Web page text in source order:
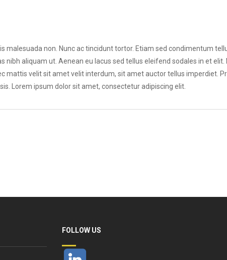
malesuada non. Nunc ac tincidunt tortor. Etiam sed condimentum
nibh aliquam ut. Aenean eu lacus sed tellus eleifend sodales in et
mattis velit sit amet velit interdum, sit amet auctor tellus imperdiet.
Lorem ipsum dolor sit amet, consectetur adipiscing elit.
FOLLOW US